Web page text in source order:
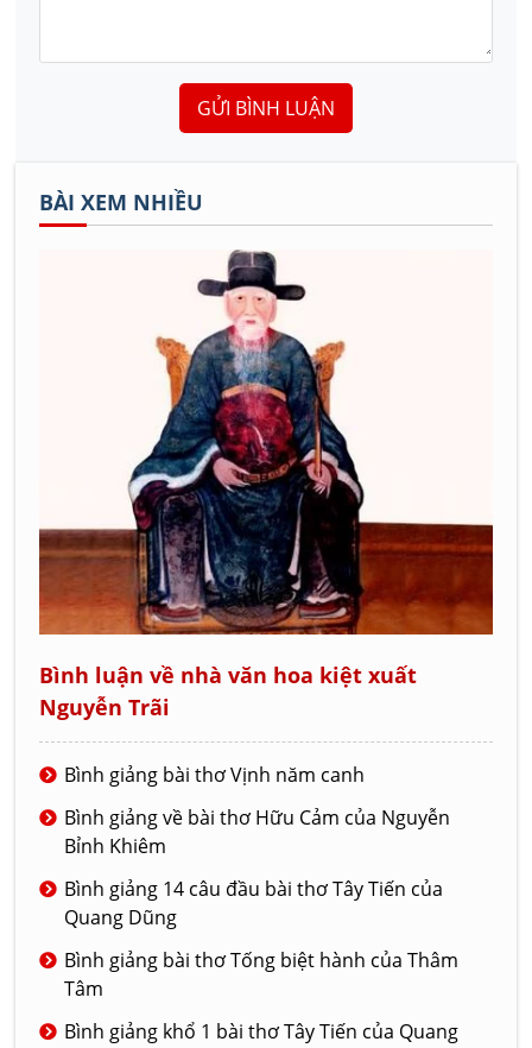
GỬI BÌNH LUẬN
BÀI XEM NHIỀU
Bình luận về nhà văn hoa kiệt xuất
Nguyễn Trãi
Bình giảng bài thơ Vịnh năm canh
Bình giảng về bài thơ Hữu Cảm của Nguyễn
Bỉnh Khiêm
Bình giảng 14 câu đầu bài thơ Tây Tiến của
Quang Dũng
Bình giảng bài thơ Tống biệt hành của Thâm
Tâm
Bình giảng khổ 1 bài thơ Tây Tiến của Quang